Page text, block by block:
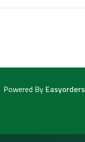
Powered ByEasyorders